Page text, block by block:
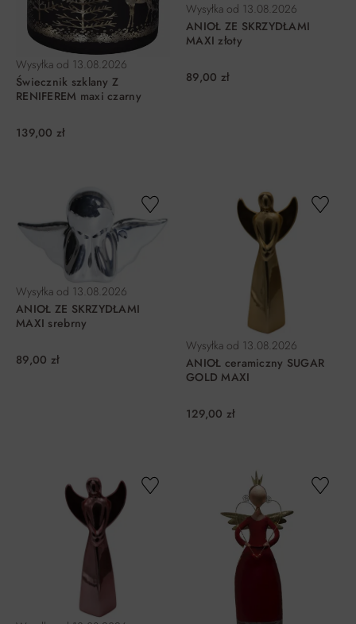
Wysyłka od 13.08.2026
Świecznik szklany Z
RENIFEREM maxi czarny
139,00 zł
Wysyłka od 13.08.2026
ANIOŁ ZE SKRZYDŁAMI
MAXI złoty
89,00 zł
Wysyłka od 13.08.2026
ANIOŁ ZE SKRZYDŁAMI
MAXI srebrny
89,00 zł
Wysyłka od 13.08.2026
ANIOŁ ceramiczny SUGAR
GOLD MAXI
129,00 zł